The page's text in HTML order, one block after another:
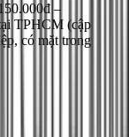
–
TPHCM (cập
có mặt trong